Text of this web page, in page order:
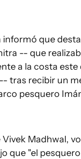
informó que
-- que
a la costa este
tras recibir un
pesquero
Madhwal,
que "el